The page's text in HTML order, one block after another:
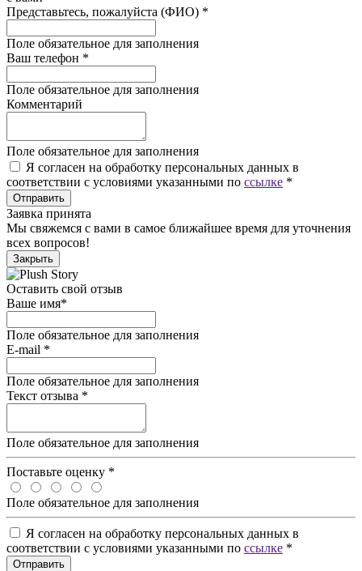
Представьтесь, пожалуйста (ФИО) *
Поле обязательное для заполнения
Ваш телефон *
Поле обязательное для заполнения
Комментарий
Поле обязательное для заполнения
Я согласен на обработку персональных данных в
соответствии с условиями указанными по ссылке *
Отправить
Заявка принята
Мы свяжемся с вами в самое ближайшее время для уточнения
всех вопросов!
Закрыть
Оставить свой отзыв
Ваше имя*
Поле обязательное для заполнения
E-mail *
Поле обязательное для заполнения
Текст отзыва *
Поле обязательное для заполнения
Поставьте оценку *
Поле обязательное для заполнения
Я согласен на обработку персональных данных в
соответствии с условиями указанными по ссылке *
Отправить